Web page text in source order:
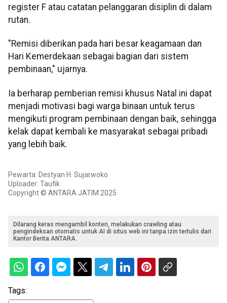
register F atau catatan pelanggaran disiplin di dalam
rutan.
"Remisi diberikan pada hari besar keagamaan dan
Hari Kemerdekaan sebagai bagian dari sistem
pembinaan," ujarnya.
Ia berharap pemberian remisi khusus Natal ini dapat
menjadi motivasi bagi warga binaan untuk terus
mengikuti program pembinaan dengan baik, sehingga
kelak dapat kembali ke masyarakat sebagai pribadi
yang lebih baik.
Pewarta: Destyan H. Sujarwoko
Uploader: Taufik
Copyright © ANTARA JATIM 2025
Dilarang keras mengambil konten, melakukan crawling atau
pengindeksan otomatis untuk AI di situs web ini tanpa izin tertulis dari
Kantor Berita ANTARA.
Tags: